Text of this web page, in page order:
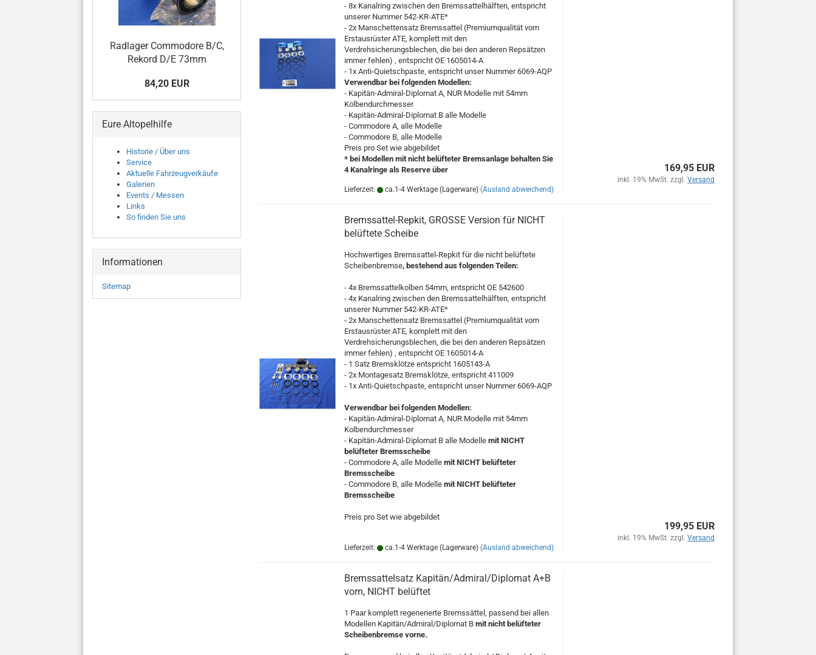
- 8x Kanalring zwischen den Bremssattelhälften, entspricht
unserer Nummer 542-KR-ATE*
- 2x Manschettensatz Bremssattel (Premiumqualität vom
Erstausrüster ATE, komplett mit den
Verdrehsicherungsblechen, die bei den anderen Repsätzen
immer fehlen) , entspricht OE 1605014-A
- 1x Anti-Quietschpaste, entspricht unser Nummer 6069-AQP
Verwendbar bei folgenden Modellen:
- Kapitän-Admiral-Diplomat A, NUR Modelle mit 54mm
Kolbendurchmesser
- Kapitän-Admiral-Diplomat B alle Modelle
- Commodore A, alle Modelle
- Commodore B, alle Modelle
Preis pro Set wie abgebildet
* bei Modellen mit nicht belüfteter Bremsanlage behalten Sie
4 Kanalringe als Reserve über
Lieferzeit: ca.1-4 Werktage (Lagerware) (Ausland abweichend)
169,95 EUR
inkl. 19% MwSt. zzgl. Versand
Bremssattel-Repkit, GROSSE Version für NICHT
belüftete Scheibe
Hochwertiges Bremssattel-Repkit für die nicht belüftete
Scheibenbremse, bestehend aus folgenden Teilen:
- 4x Bremssattelkolben 54mm, entspricht OE 542600
- 4x Kanalring zwischen den Bremssattelhälften, entspricht
unserer Nummer 542-KR-ATE*
- 2x Manschettensatz Bremssattel (Premiumqualität vom
Erstausrüster ATE, komplett mit den
Verdrehsicherungsblechen, die bei den anderen Repsätzen
immer fehlen) , entspricht OE 1605014-A
- 1 Satz Bremsklötze entspricht 1605143-A
- 2x Montagesatz Bremsklötze, entspricht 411009
- 1x Anti-Quietschpaste, entspricht unser Nummer 6069-AQP
Verwendbar bei folgenden Modellen:
- Kapitän-Admiral-Diplomat A, NUR Modelle mit 54mm
Kolbendurchmesser
- Kapitän-Admiral-Diplomat B alle Modelle mit NICHT
belüfteter Bremsscheibe
- Commodore A, alle Modelle mit NICHT belüfteter
Bremsscheibe
- Commodore B, alle Modelle mit NICHT belüfteter
Bremsscheibe
Preis pro Set wie abgebildet
Lieferzeit: ca.1-4 Werktage (Lagerware) (Ausland abweichend)
199,95 EUR
inkl. 19% MwSt. zzgl. Versand
Bremssattelsatz Kapitän/Admiral/Diplomat A+B
vorn, NICHT belüftet
1 Paar komplett regenerierte Bremssättel, passend bei allen
Modellen Kapitän/Admiral/Diplomat B mit nicht belüfteter
Scheibenbremse vorne.
Radlager Commodore B/C,
Rekord D/E 73mm
84,20 EUR
Eure Altopelhilfe
Historie / Über uns
Service
Aktuelle Fahrzeugverkäufe
Galerien
Events / Messen
Links
So finden Sie uns
Informationen
Sitemap